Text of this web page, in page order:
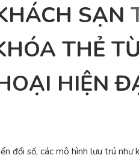
SẠN
THẺ
HIỆN
đổi số, các mô hình lưu trú như